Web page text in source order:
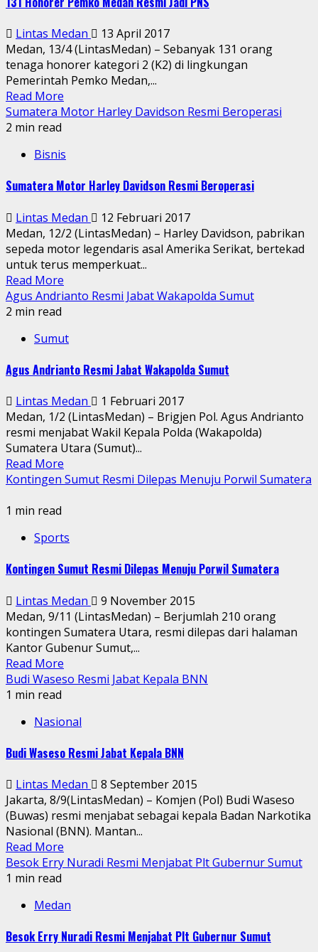
Lintas Medan
13 April 2017
Medan, 13/4 (LintasMedan) – Sebanyak 131 orang
tenaga honorer kategori 2 (K2) di lingkungan
Pemerintah Pemko Medan,...
Read More
Sumatera Motor Harley Davidson Resmi Beroperasi
2 min read
Bisnis
Sumatera Motor Harley Davidson Resmi Beroperasi
Lintas Medan
12 Februari 2017
Medan, 12/2 (LintasMedan) – Harley Davidson, pabrikan
sepeda motor legendaris asal Amerika Serikat, bertekad
untuk terus memperkuat...
Read More
Agus Andrianto Resmi Jabat Wakapolda Sumut
2 min read
Sumut
Agus Andrianto Resmi Jabat Wakapolda Sumut
Lintas Medan
1 Februari 2017
Medan, 1/2 (LintasMedan) – Brigjen Pol. Agus Andrianto
resmi menjabat Wakil Kepala Polda (Wakapolda)
Sumatera Utara (Sumut)...
Read More
Kontingen Sumut Resmi Dilepas Menuju Porwil Sumatera
1 min read
Sports
Kontingen Sumut Resmi Dilepas Menuju Porwil Sumatera
Lintas Medan
9 November 2015
Medan, 9/11 (LintasMedan) – Berjumlah 210 orang
kontingen Sumatera Utara, resmi dilepas dari halaman
Kantor Gubenur Sumut,...
Read More
Budi Waseso Resmi Jabat Kepala BNN
1 min read
Nasional
Budi Waseso Resmi Jabat Kepala BNN
Lintas Medan
8 September 2015
Jakarta, 8/9(LintasMedan) – Komjen (Pol) Budi Waseso
(Buwas) resmi menjabat sebagai kepala Badan Narkotika
Nasional (BNN). Mantan...
Read More
Besok Erry Nuradi Resmi Menjabat Plt Gubernur Sumut
1 min read
Medan
Besok Erry Nuradi Resmi Menjabat Plt Gubernur Sumut